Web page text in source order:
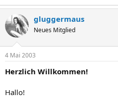
gluggermaus
Neues Mitglied
4 Mai 2003
Herzlich Willkommen!
Hallo!